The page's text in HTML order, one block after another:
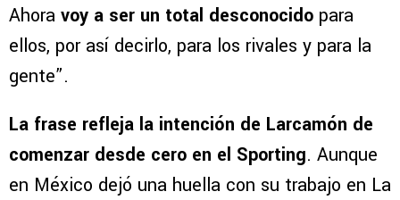
Ahora voy a ser un total desconocido para
ellos, por así decirlo, para los rivales y para la
gente”.
La frase refleja la intención de Larcamón de
comenzar desde cero en el Sporting. Aunque
en México dejó una huella con su trabajo en La